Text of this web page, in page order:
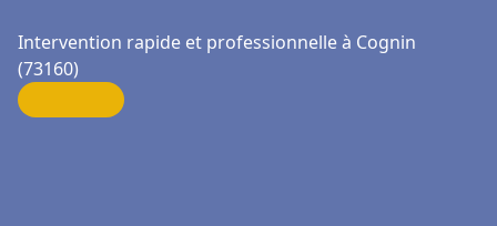
Intervention rapide et professionnelle à Cognin
(73160)